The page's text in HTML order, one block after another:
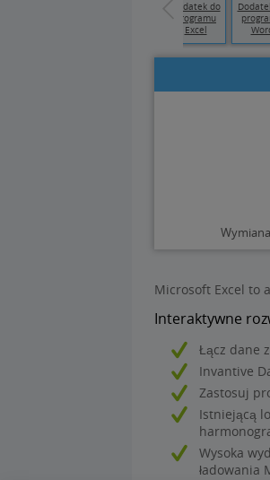
Dodatek do
programu
Excel
Microsoft Excel to
Interaktywne
Łącz dane
Invantive
Zastosuj
Istniejącą
Wysoka
ładowania